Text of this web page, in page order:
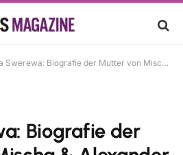
Biografie der Mutter von Mischa & Alexander Zverev
Biografie der